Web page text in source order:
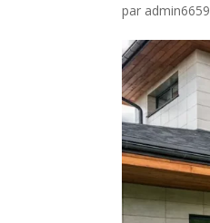
par admin6659